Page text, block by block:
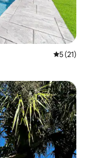
5 de uma
5 (21)